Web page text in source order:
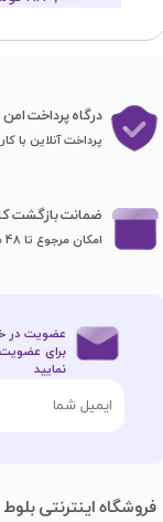
درگاه پرداخت امن
پرداخت آنلاین با
فروشگاه اینترنتی
ضمانت بازگشت
امکان مرجوع تا 48 ساعت
عضویت در
برای عضویت
نمایید​​​​​​​